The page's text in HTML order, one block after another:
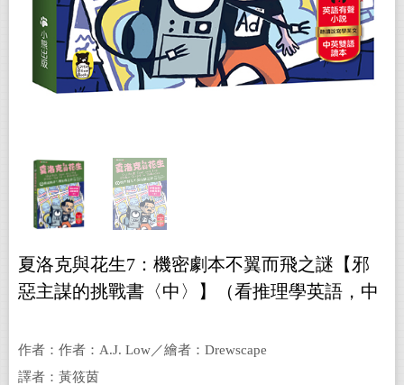
夏洛克與花生7：機密劇本不翼而飛之謎【邪
惡主謀的挑戰書〈中〉】（看推理學英語，中
作者：作者：A.J. Low／繪者：Drewscape
譯者：黃筱茵